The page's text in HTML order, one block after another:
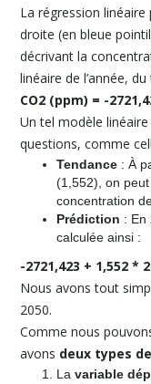
La régression
droite (en bleue
décrivant la
linéaire de l’année,
CO2 (ppm) = -
Un tel modèle
questions, comme
Tendance : À
(1,552), on
concentration
Prédiction : En
calculée ainsi :
-2721,423 + 1,552 *
Nous avons tout
2050.
Comme nous
avons deux types
Lavariable